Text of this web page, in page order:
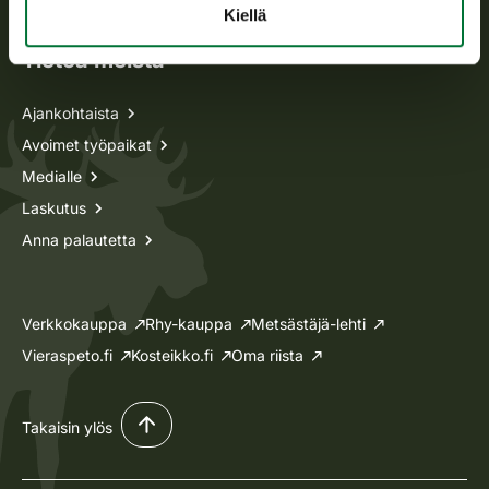
Kiellä
Tietoa meistä
Ajankohtaista
Avoimet työpaikat
Medialle
Laskutus
Anna palautetta
Verkkokauppa Rhy-kauppa
Metsästäjä-lehti
Vieraspeto.fi
Kosteikko.fi Oma riista
Takaisin ylös